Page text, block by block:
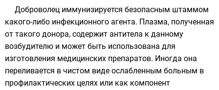
Доброволец иммунизируется безопасным штаммом
какого-либо инфекционного агента. Плазма, полученная
от такого донора, содержит антитела к данному
возбудителю и может быть использована для
изготовления медицинских препаратов. Иногда она
переливается в чистом виде ослабленным больным в
профилактических целях или как компонент